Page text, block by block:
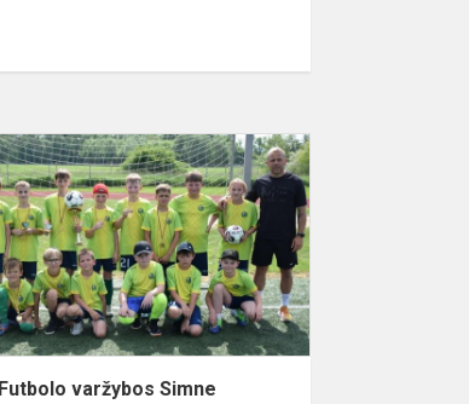
Futbolo
varžybos
Simne
Futbolo varžybos Simne